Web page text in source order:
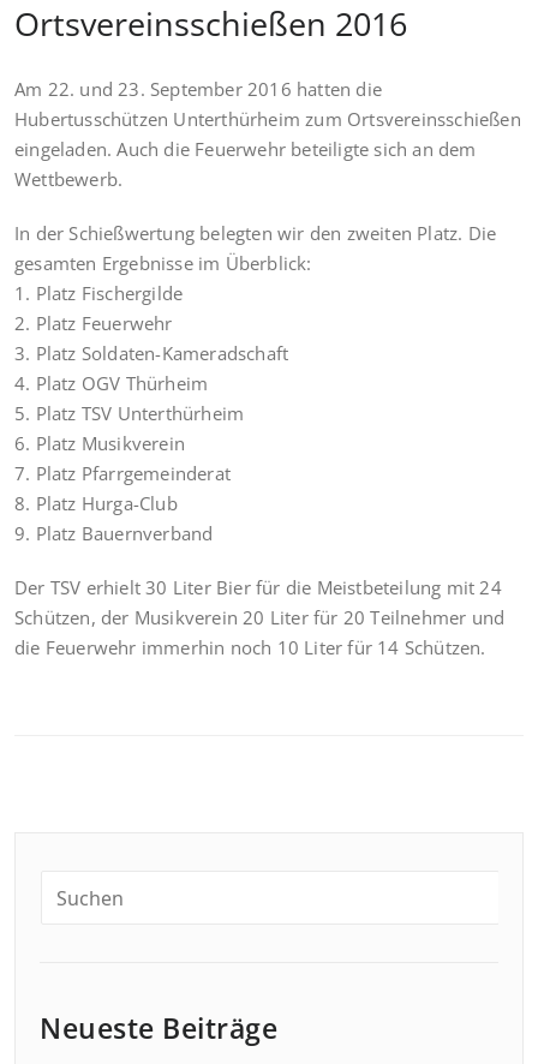
Ortsvereinsschießen 2016
Am 22. und 23. September 2016 hatten die
Hubertusschützen Unterthürheim zum Ortsvereinsschießen
eingeladen. Auch die Feuerwehr beteiligte sich an dem
Wettbewerb.
In der Schießwertung belegten wir den zweiten Platz. Die
gesamten Ergebnisse im Überblick:
1. Platz Fischergilde
2. Platz Feuerwehr
3. Platz Soldaten-Kameradschaft
4. Platz OGV Thürheim
5. Platz TSV Unterthürheim
6. Platz Musikverein
7. Platz Pfarrgemeinderat
8. Platz Hurga-Club
9. Platz Bauernverband
Der TSV erhielt 30 Liter Bier für die Meistbeteilung mit 24
Schützen, der Musikverein 20 Liter für 20 Teilnehmer und
die Feuerwehr immerhin noch 10 Liter für 14 Schützen.
Neueste Beiträge